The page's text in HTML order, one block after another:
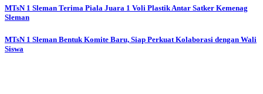
Navigasi
MTsN 1 Sleman Terima Piala Juara 1 Voli Plastik Antar Satker Kemenag
Sleman
MTsN 1 Sleman Bentuk Komite Baru, Siap Perkuat Kolaborasi dengan Wali
Siswa